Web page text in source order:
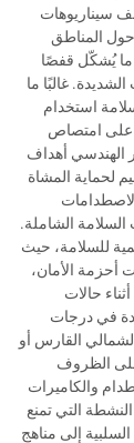
سيناريوهات
حول المناطق
ما يُشكّل قفصًا
غالبًا ما
استخدام
على امتصاص
الهندسي أهداف
لحماية المشاة
السلامة الشاملة.
للسلامة، حيث
أحزمة الأمان،
حالات
في درجات
القارس أو
على الظروف
والكاميرات
التي تمنع
إلى مناهج